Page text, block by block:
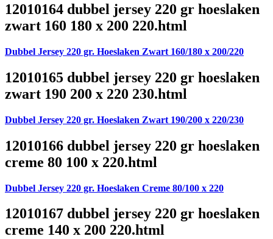
12010164 dubbel jersey 220 gr hoeslaken
zwart 160 180 x 200 220.html
Dubbel Jersey 220 gr. Hoeslaken Zwart 160/180 x 200/220
12010165 dubbel jersey 220 gr hoeslaken
zwart 190 200 x 220 230.html
Dubbel Jersey 220 gr. Hoeslaken Zwart 190/200 x 220/230
12010166 dubbel jersey 220 gr hoeslaken
creme 80 100 x 220.html
Dubbel Jersey 220 gr. Hoeslaken Creme 80/100 x 220
12010167 dubbel jersey 220 gr hoeslaken
creme 140 x 200 220.html